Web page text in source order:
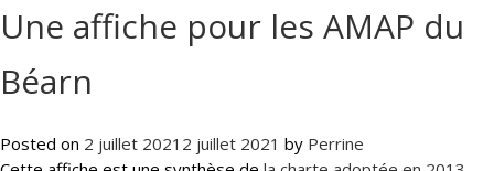
Une affiche pour les AMAP du
Béarn
Posted on 2 juillet 2021 2 juillet 2021 by Perrine